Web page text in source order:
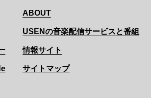
ABOUT
USENの音楽配信サービスと番組
情報サイト
サイトマップ